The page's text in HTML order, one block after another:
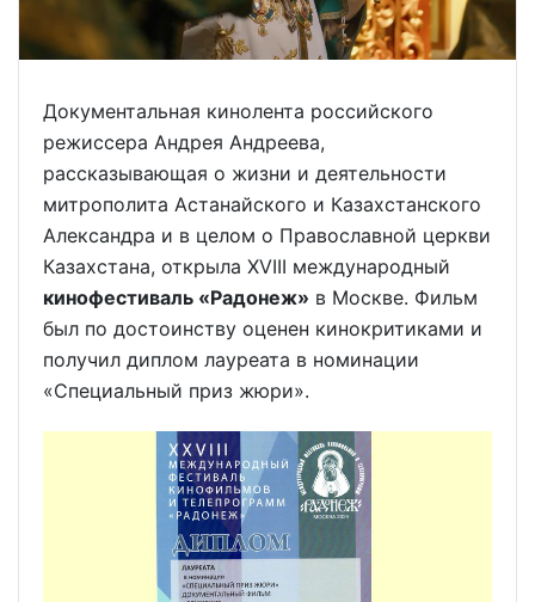
Документальная кинолента российского
режиссера Андрея Андреева,
рассказывающая о жизни и деятельности
митрополита Астанайского и Казахстанского
Александра и в целом о Православной церкви
Казахстана, открыла XVIII международный
кинофестиваль «Радонеж» в Москве. Фильм
был по достоинству оценен кинокритиками и
получил диплом лауреата в номинации
«Специальный приз жюри».